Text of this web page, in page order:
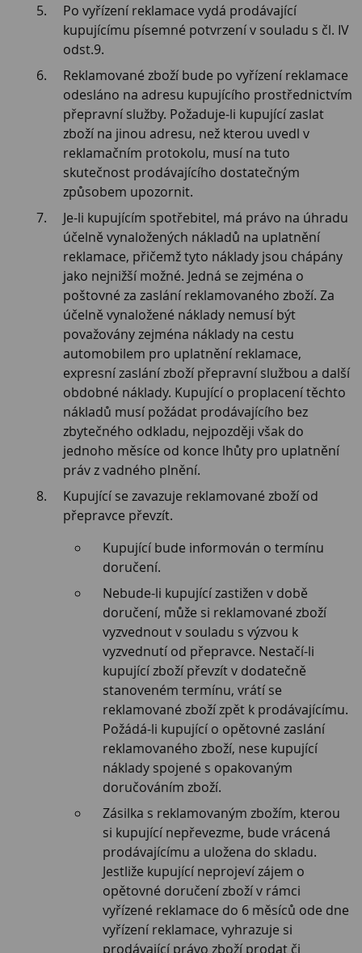
Po vyřízení reklamace vydá prodávající
kupujícímu písemné potvrzení v souladu s čl. IV
odst.9.
Reklamované zboží bude po vyřízení reklamace
odesláno na adresu kupujícího prostřednictvím
přepravní služby. Požaduje-li kupující zaslat
zboží na jinou adresu, než kterou uvedl v
reklamačním protokolu, musí na tuto
skutečnost prodávajícího dostatečným
způsobem upozornit.
Je-li kupujícím spotřebitel, má právo na úhradu
účelně vynaložených nákladů na uplatnění
reklamace, přičemž tyto náklady jsou chápány
jako nejnižší možné. Jedná se zejména o
poštovné za zaslání reklamovaného zboží. Za
účelně vynaložené náklady nemusí být
považovány zejména náklady na cestu
automobilem pro uplatnění reklamace,
expresní zaslání zboží přepravní službou a další
obdobné náklady. Kupující o proplacení těchto
nákladů musí požádat prodávajícího bez
zbytečného odkladu, nejpozději však do
jednoho měsíce od konce lhůty pro uplatnění
práv z vadného plnění.
Kupující se zavazuje reklamované zboží od
přepravce převzít.
Kupující bude informován o termínu
doručení.
Nebude-li kupující zastižen v době
doručení, může si reklamované zboží
vyzvednout v souladu s výzvou k
vyzvednutí od přepravce. Nestačí-li
kupující zboží převzít v dodatečně
stanoveném termínu, vrátí se
reklamované zboží zpět k prodávajícímu.
Požádá-li kupující o opětovné zaslání
reklamovaného zboží, nese kupující
náklady spojené s opakovaným
doručováním zboží.
Zásilka s reklamovaným zbožím, kterou
si kupující nepřevezme, bude vrácená
prodávajícímu a uložena do skladu.
Jestliže kupující neprojeví zájem o
opětovné doručení zboží v rámci
vyřízené reklamace do 6 měsíců ode dne
vyřízení reklamace, vyhrazuje si
prodávající právo zboží prodat či